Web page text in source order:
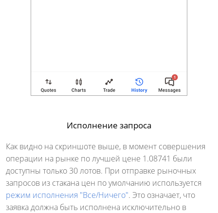
Исполнение запроса
Как видно на скриншоте выше, в момент совершения
операции на рынке по лучшей цене 1.08741 были
доступны только 30 лотов. При отправке рыночных
запросов из стакана цен по умолчанию используется
режим исполнения "Все/Ничего". Это означает, что
заявка должна быть исполнена исключительно в